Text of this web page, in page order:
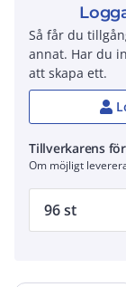
Så får du
annat. Har du
att skapa ett.
Tillverkarens
Om möjligt
96 st